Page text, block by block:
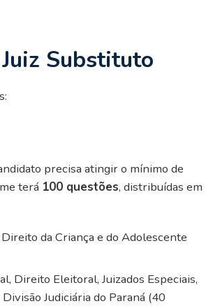
Substituto
precisa atingir o mínimo de
terá 100 questões, distribuídas em
da Criança e do Adolescente
Direito Eleitoral, Juizados Especiais,
Judiciária do Paraná (40